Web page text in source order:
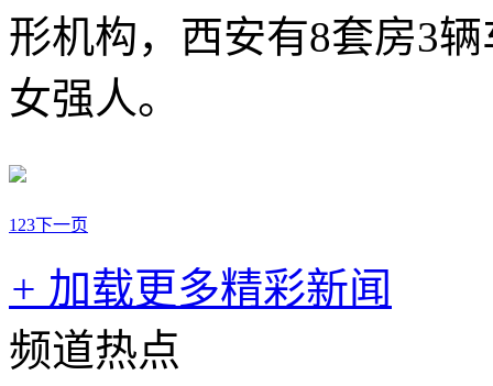
形机构，西安有8套房3
女强人。
1 23下一页
+ 加载更多精彩新闻
频道热点